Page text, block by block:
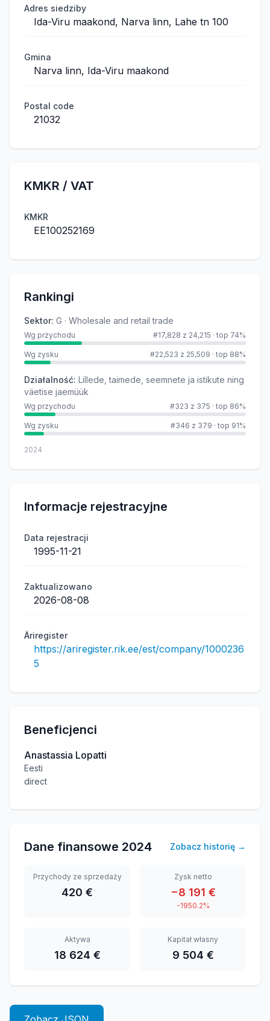
Adres siedziby
Ida-Viru maakond, Narva linn, Lahe tn 100
Gmina
Narva linn, Ida-Viru maakond
Postal code
21032
KMKR / VAT
KMKR
EE100252169
Rankingi
Sektor: G · Wholesale and retail trade
Wg przychodu #17,828 z 24,215 · top 74%
Wg zysku #22,523 z 25,509 · top 88%
Działalność: Lillede, taimede, seemnete ja istikute ning
väetise jaemüük
Wg przychodu #323 z 375 · top 86%
Wg zysku #346 z 379 · top 91%
2024
Informacje rejestracyjne
Data rejestracji
1995-11-21
Zaktualizowano
2026-08-08
Äriregister
https://ariregister.rik.ee/est/company/1000236
5
Beneficjenci
Anastassia Lopatti
Eesti
direct
Dane finansowe 2024 Zobacz historię →
Przychody ze sprzedaży
420 €
Zysk netto
−8 191 €
-1950.2%
Aktywa
18 624 €
Kapitał własny
9 504 €